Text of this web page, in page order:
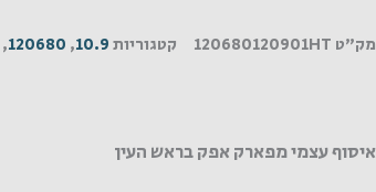
מק"ט 120680120901HT קטגוריות10.9
,
120680
,
איסוף עצמי מפארק אפק בראש העין